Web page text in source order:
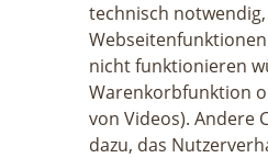
technisch
nicht funktionieren
Warenkorbfunktion
von Videos). Andere
dazu, das